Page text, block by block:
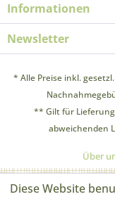
Informationen
Newsletter
* Alle Preise inkl.
** Gilt für
abweichenden
Über
Diese Website